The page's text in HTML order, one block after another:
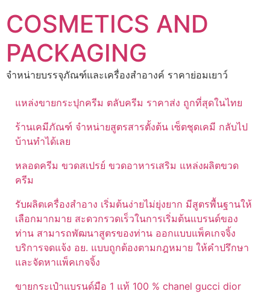
to
content
COSMETICS AND
PACKAGING
จำหน่ายบรรจุภัณฑ์และเครื่องสำอางค์ ราคาย่อมเยาว์
แหล่งขายกระปุกครีม ตลับครีม ราคาส่ง ถูกที่สุดในไทย
ร้านเคมีภัณฑ์ จำหน่ายสูตรสารตั้งต้น เซ็ตชุดเคมี กลับไป
บ้านทำได้เลย
หลอดครีม ขวดสเปรย์ ขวดอาหารเสริม แหล่งผลิตขวด
ครีม
รับผลิตเครื่องสำอาง เริ่มต้นง่ายไม่ยุ่งยาก มีสูตรพื้นฐานให้
เลือกมากมาย สะดวกรวดเร็วในการเริ่มต้นแบรนด์ของ
ท่าน สามารถพัฒนาสูตรของท่าน ออกแบบแพ็คเกจจิ้ง
บริการจดแจ้ง อย. แบบถูกต้องตามกฎหมาย ให้คำปรึกษา
และจัดหาแพ็คเกจจิ้ง
ขายกระเป๋าแบรนด์มือ 1 แท้ 100 % chanel gucci dior